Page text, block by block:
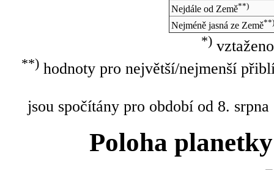
Nejdále od Země**)
Nejméně jasná ze Země**)
*)
**)hodnoty pro největší/nejmenší
jsou spočítány pro období od 8.
Poloha